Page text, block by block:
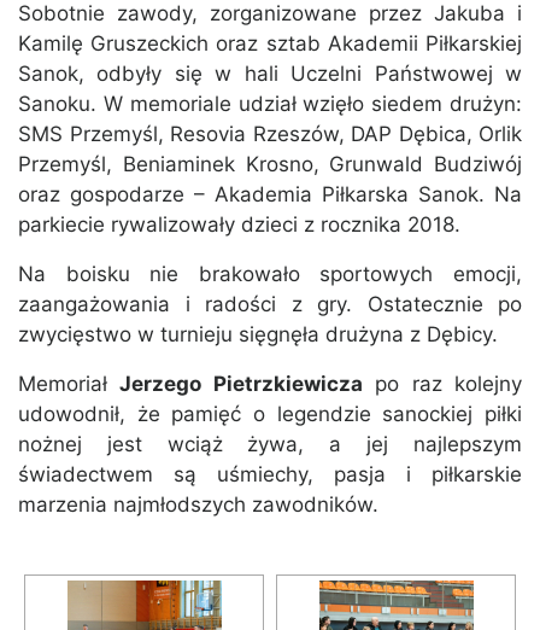
Sobotnie zawody, zorganizowane przez Jakuba i
Kamilę Gruszeckich oraz sztab Akademii Piłkarskiej
Sanok, odbyły się w hali Uczelni Państwowej w
Sanoku. W memoriale udział wzięło siedem drużyn:
SMS Przemyśl, Resovia Rzeszów, DAP Dębica, Orlik
Przemyśl, Beniaminek Krosno, Grunwald Budziwój
oraz gospodarze – Akademia Piłkarska Sanok. Na
parkiecie rywalizowały dzieci z rocznika 2018.
Na boisku nie brakowało sportowych emocji,
zaangażowania i radości z gry. Ostatecznie po
zwycięstwo w turnieju sięgnęła drużyna z Dębicy.
MemoriałJerzego Pietrzkiewicza po raz kolejny
udowodnił, że pamięć o legendzie sanockiej piłki
nożnej jest wciąż żywa, a jej najlepszym
świadectwem są uśmiechy, pasja i piłkarskie
marzenia najmłodszych zawodników.